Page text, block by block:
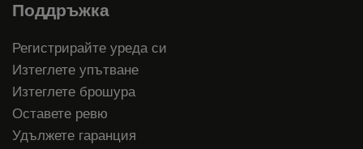
Поддръжка
Регистрирайте уреда си
Изтеглете упътване
Изтеглете брошура
Оставете ревю
Удължете гаранция